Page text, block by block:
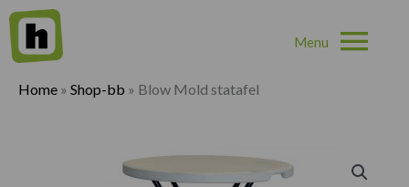
Home » Shop-bb » Blow Mold statafel